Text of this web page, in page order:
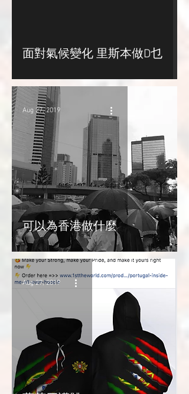
面對氣候變化 里斯本做D乜
可以為香港做什麼
Aug 27, 2019
Aug 27, 2019